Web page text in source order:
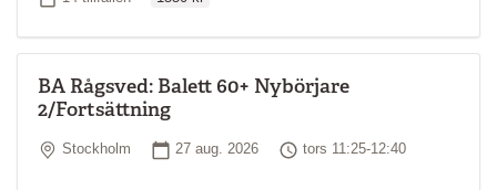
BA Rågsved: Balett 60+ Nybörjare
2/Fortsättning
Plats
Stockholm Startdatum
27 aug. 2026 Tid
tors 11:25-12:40